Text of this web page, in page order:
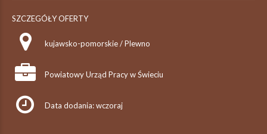
SZCZEGÓŁY OFERTY
kujawsko-pomorskie / Plewno
Powiatowy Urząd Pracy w Świeciu
Data dodania: wczoraj